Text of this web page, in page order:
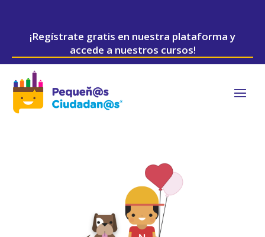
¡Regístrate gratis en nuestra plataforma y
accede a nuestros cursos!